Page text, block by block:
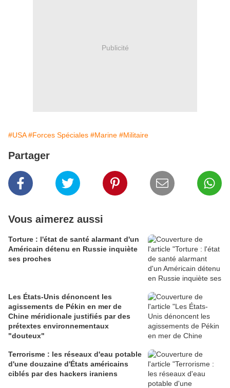
Publicité
#USA #Forces Spéciales #Marine #Militaire
Partager
Vous aimerez aussi
Torture : l'état de santé alarmant d'un
Américain détenu en Russie inquiète
ses proches
Les États-Unis dénoncent les
agissements de Pékin en mer de
Chine méridionale justifiés par des
prétextes environnementaux
"douteux"
Terrorisme : les réseaux d'eau potable
d'une douzaine d'États américains
ciblés par des hackers iraniens